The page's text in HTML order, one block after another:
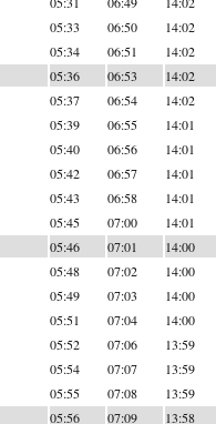
05:33 06:50 14:02
05:34 06:51 14:02
05:36 06:53 14:02
05:37 06:54 14:02
05:39 06:55 14:01
05:40 06:56 14:01
05:42 06:57 14:01
05:43 06:58 14:01
05:45 07:00 14:01
05:46 07:01 14:00
05:48 07:02 14:00
05:49 07:03 14:00
05:51 07:04 14:00
05:52 07:06 13:59
05:54 07:07 13:59
05:55 07:08 13:59
05:56 07:09 13:58